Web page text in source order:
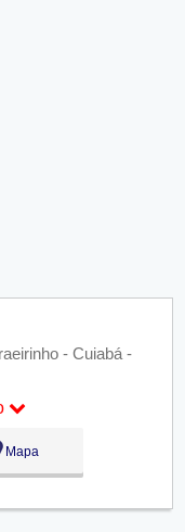
- Cuiabá -
Mapa